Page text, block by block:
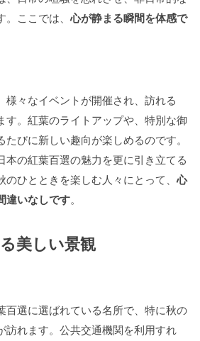
。ここでは、心が静まる瞬間を体感で
様々なイベントが開催され、訪れる
す。紅葉のライトアップや、特別な御
びに新しい趣向が楽しめるのです。
本の紅葉百選の魅力を更に引き立てる
のひとときを楽しむ人々にとって、心
違いなしです。
美しい景観
百選に選ばれている名所で、特に秋の
訪れます。公共交通機関を利用すれ